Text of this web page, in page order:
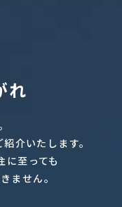
れ
介いたします。
に至っても
ません。